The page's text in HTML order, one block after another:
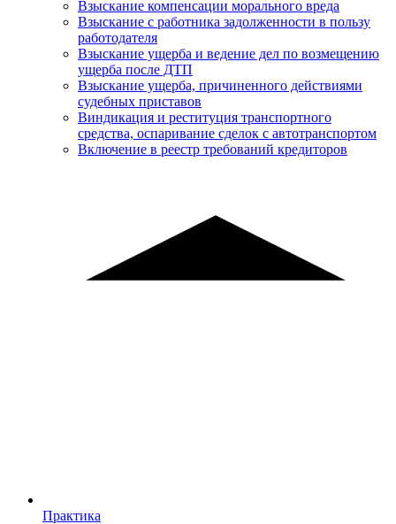
Взыскание компенсации морального вреда
Взыскание с работника задолженности в пользу
работодателя
Взыскание ущерба и ведение дел по возмещению
ущерба после ДТП
Взыскание ущерба, причиненного действиями
судебных приставов
Виндикация и реституция транспортного
средства, оспаривание сделок с автотранспортом
Включение в реестр требований кредиторов
Практика
Практика